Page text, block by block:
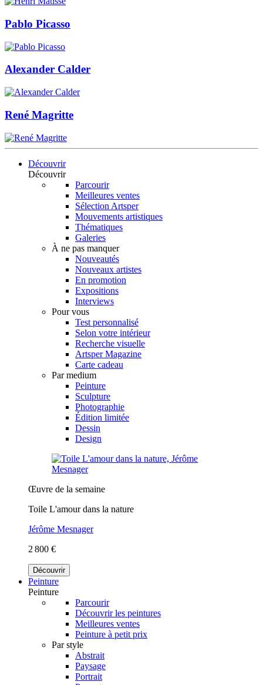
Pablo Picasso
Alexander Calder
René Magritte
Découvrir
Découvrir
Parcourir
Meilleures ventes
Sélection Artsper
Mouvements artistiques
Thématiques
Galeries
À ne pas manquer
Nouveautés
Nouveaux artistes
En promotion
Expositions
Interviews
Pour vous
Test personnalisé
Selon votre intérieur
Recherche visuelle
Artsper Magazine
Carte cadeau
Par medium
Peinture
Sculpture
Photographie
Édition limitée
Dessin
Design
Œuvre de la semaine
Toile L'amour dans la nature
Jérôme Mesnager
2 800 €
Découvrir
Peinture
Peinture
Parcourir
Découvrir les peintures
Meilleures ventes
Peinture à petit prix
Par style
Abstrait
Paysage
Portrait